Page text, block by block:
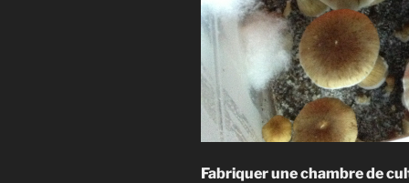
Fabriquer une chambre de